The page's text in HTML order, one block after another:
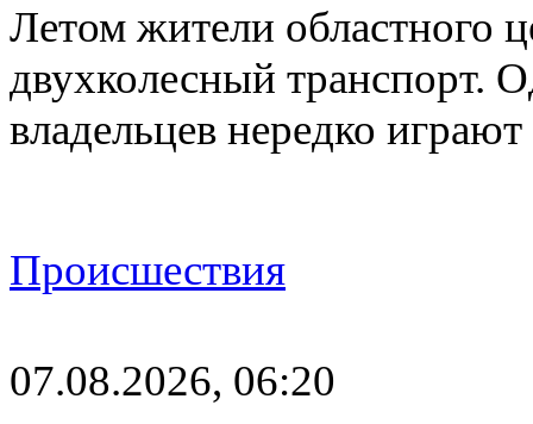
Летом жители областного
двухколесный транспорт.
владельцев нередко
Происшествия
07.08.2026, 06:20